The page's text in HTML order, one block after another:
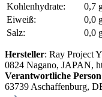
Kohlenhydrate:
0,7
Eiweiß:
0,0
Salz:
0,0
Hersteller: Ray Project
0824 Nagano, JAPAN,
Verantwortliche Person
63739 Aschaffenburg,